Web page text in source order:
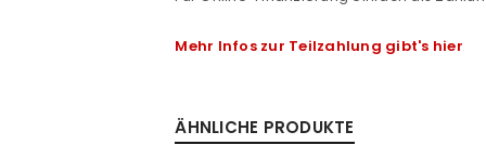
Benutzername oder E-Mail-
Mehr Infos zur Teilzahlung gibt's hier
ÄHNLICHE PRODUKTE